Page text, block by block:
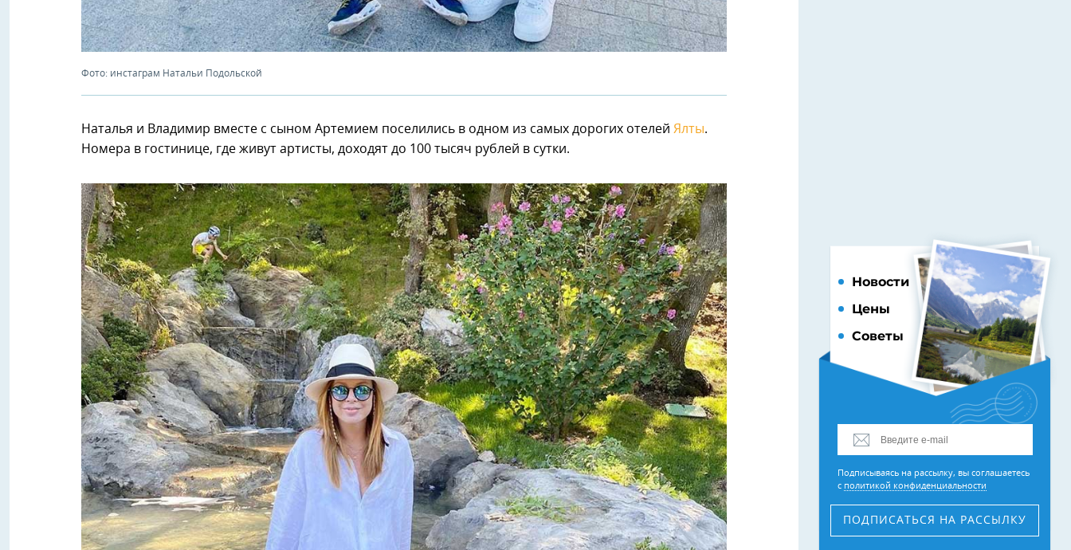
Фото: инстаграм Натальи Подольской
Наталья и Владимир вместе с сыном Артемием поселились в одном из самых дорогих отелей Ялты.
Номера в гостинице, где живут артисты, доходят до 100 тысяч рублей в сутки.
Новости
Цены
Советы
Подписываясь на рассылку, вы соглашаетесь
с политикой конфиденциальности
ПОДПИСАТЬСЯ НА РАССЫЛКУ